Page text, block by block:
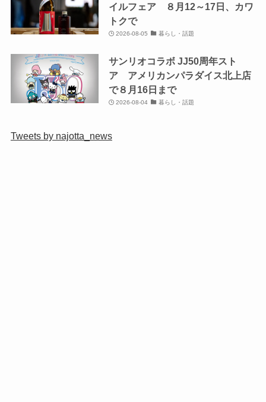
イルフェア ８月12～17日、カワ
トクで
2026-08-05 暮らし・話題
サンリオコラボ JJ50周年スト
ア アメリカンパラダイス北上店
で８月16日まで
2026-08-04 暮らし・話題
Tweets by najotta_news